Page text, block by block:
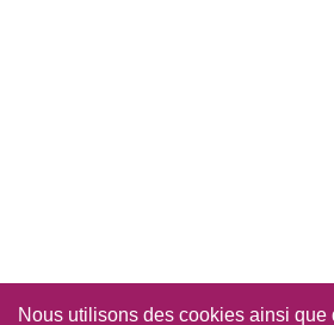
Nous utilisons des cookies ainsi